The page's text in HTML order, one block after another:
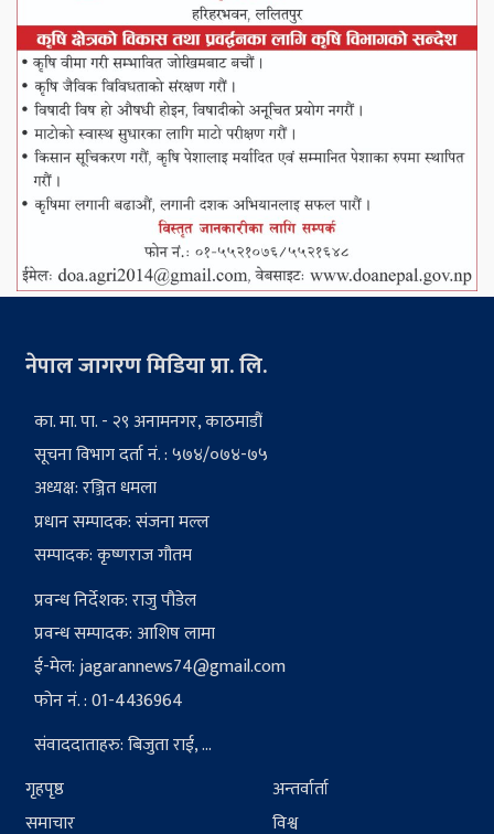
नेपाल जागरण मिडिया प्रा. लि.
का. मा. पा. - २९ अनामनगर, काठमाडौं
सूचना विभाग दर्ता नं. : ५७४/०७४-७५
अध्यक्ष: रञ्जित धमला
प्रधान सम्पादक: संजना मल्ल
सम्पादक: कृष्णराज गौतम
प्रवन्ध निर्देशक: राजु पौडेल
प्रवन्ध सम्पादक: आशिष लामा
ई-मेल:jagarannews74@gmail.com
फोन नं. : 01-4436964
संवाददाताहरु: बिजुता राई, ...
गृहपृष्ठ
समाचार
अन्तर्वार्ता
विश्व